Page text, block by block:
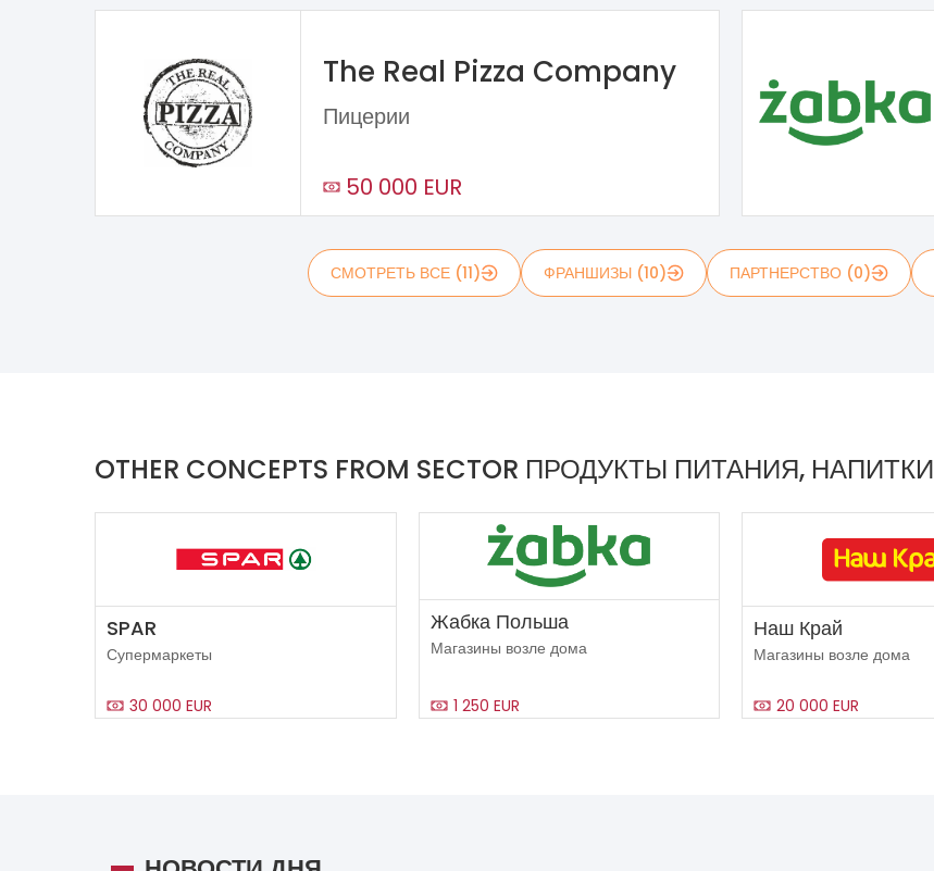
The Real Pizza Company
Пицерии
50 000 EUR
СМОТРЕТЬ ВСЕ (11) ФРАНШИЗЫ (10) ПАРТНЕРСТВО (0)
OTHER CONCEPTS FROM SECTOR ПРОДУКТЫ ПИТАНИЯ, НАПИТКИ
SPAR
Супермаркеты
30 000 EUR
Жабка Польша
Магазины возле дома
1 250 EUR
Наш Край
Магазины возле дома
20 000 EUR